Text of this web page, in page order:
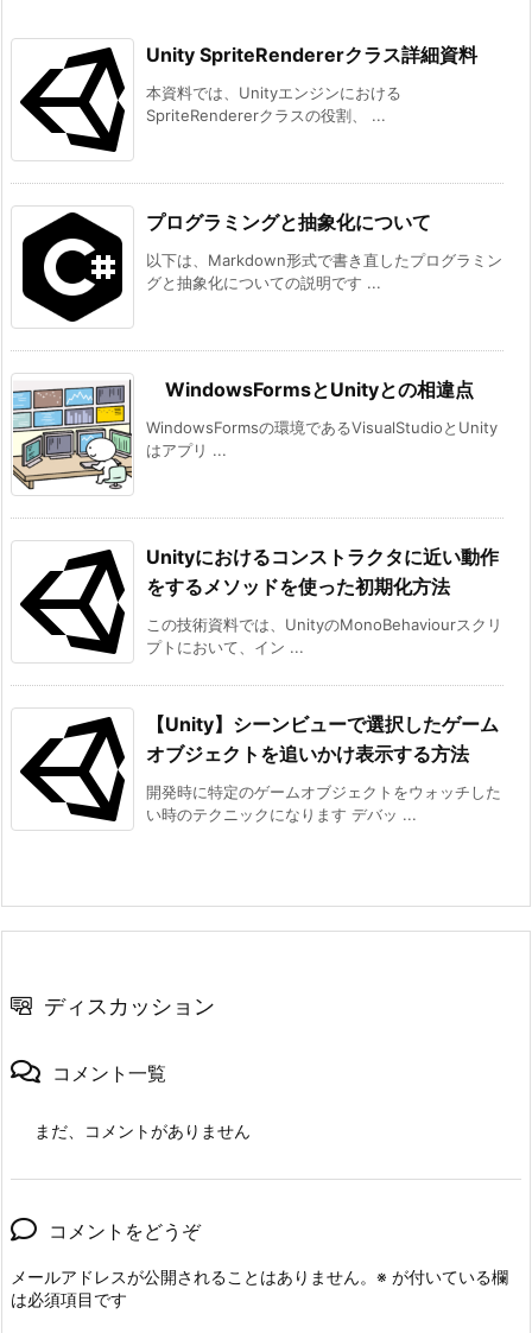
Unity SpriteRendererクラス詳細資料
本資料では、Unityエンジンにおける
SpriteRendererクラスの役割、 ...
プログラミングと抽象化について
以下は、Markdown形式で書き直したプログラミン
グと抽象化についての説明です ...
WindowsFormsとUnityとの相違点
WindowsFormsの環境であるVisualStudioとUnity
はアプリ ...
Unityにおけるコンストラクタに近い動作
をするメソッドを使った初期化方法
この技術資料では、UnityのMonoBehaviourスクリ
プトにおいて、イン ...
【Unity】シーンビューで選択したゲーム
オブジェクトを追いかけ表示する方法
開発時に特定のゲームオブジェクトをウォッチした
い時のテクニックになります デバッ ...
ディスカッション
コメント一覧
まだ、コメントがありません
コメントをどうぞ
メールアドレスが公開されることはありません。 ※ が付いている欄
は必須項目です